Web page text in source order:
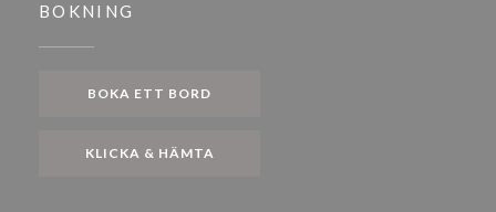
BOKNING
BOKA ETT BORD
KLICKA & HÄMTA